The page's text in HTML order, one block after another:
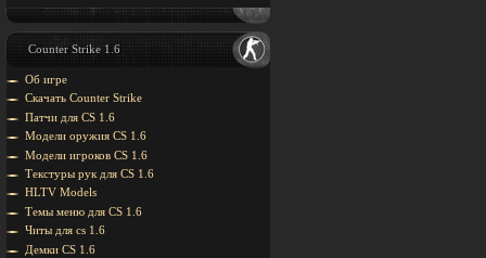
Counter Strike 1.6
Об игре
Скачать Counter Strike
Патчи для CS 1.6
Модели оружия CS 1.6
Модели игроков CS 1.6
Текстуры рук для CS 1.6
HLTV Models
Темы меню для CS 1.6
Читы для cs 1.6
Демки CS 1.6